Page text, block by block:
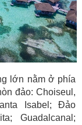
lớn nằm ở phía
đảo: Choiseul,
Isabel; Đảo
Guadalcanal;